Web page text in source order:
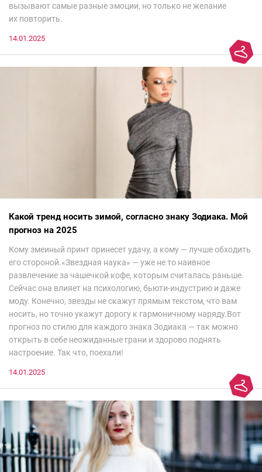
вызывают самые разные эмоции, но только не желание
их повторить.
14.01.2025
Какой тренд носить зимой, согласно знаку Зодиака. Мой
прогноз на 2025
Кому змеиный принт принесет удачу, а кому — лучше обходить
его стороной.«Звездная наука» — уже не то наивное
развлечение за чашечкой кофе, которым считалась раньше.
Сейчас она влияет на психологию, бьюти-индустрию и даже
моду. Конечно, звезды не скажут прямым текстом, что вам
носить, но точно укажут дорогу к гармоничному наряду.Вот
прогноз по стилю для каждого знака Зодиака — так можно
открыть в себе неожиданные грани и здорово поднять
настроение. Так что, поехали!
14.01.2025